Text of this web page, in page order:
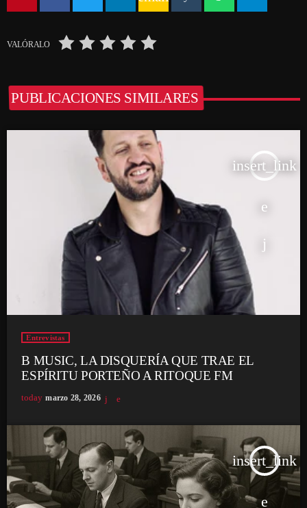
VALÓRALO
PUBLICACIONES SIMILARES
insert_link
Entrevistas
B MUSIC, LA DISQUERÍA QUE TRAE EL
ESPÍRITU PORTEÑO A RITOQUE FM
today marzo 28, 2026
insert_link